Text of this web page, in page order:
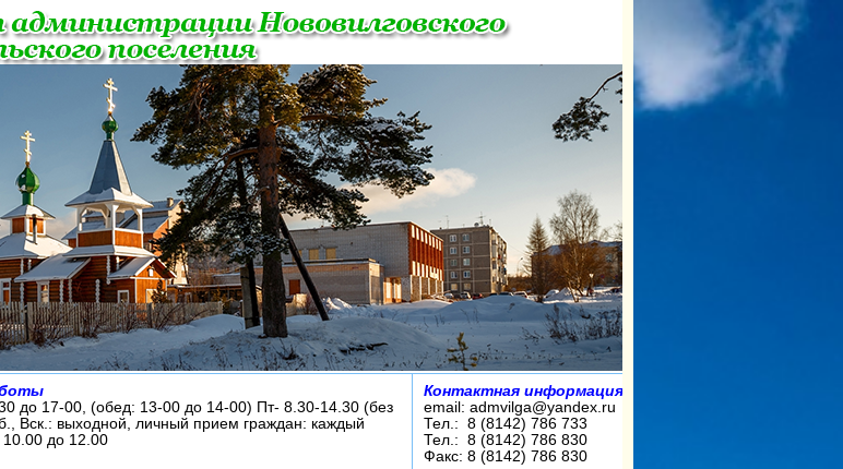
до 17-00, (обед: 13-00 до 14-00) Пт- 8.30-14.30 (без
Вск.: выходной, личный прием граждан: каждый
10.00 до 12.00
Контактная информация:
email: admvilga@yandex.ru
Тел.: 8 (8142) 786 733
Тел.: 8 (8142) 786 830
Факс: 8 (8142) 786 830